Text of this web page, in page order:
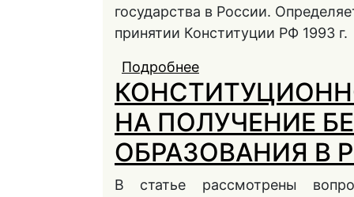
государства в России.
принятии Конституции РФ 1993 г.
Подробнее
ИНСТИТУТА
ХХ СТОЛЕТИЯ
НА ПОЛУЧЕНИЕ
ОБРАЗОВАНИЯ В
В статье рассмотрены